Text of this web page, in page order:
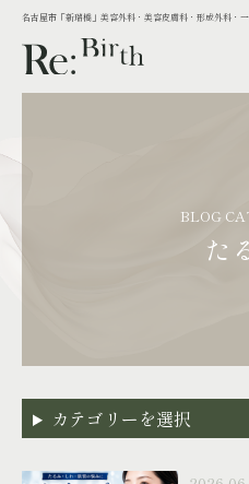
名古屋市「新瑞橋」美容外科・美容皮膚科・形成外科・
BLOG
た
カテゴリーを選択